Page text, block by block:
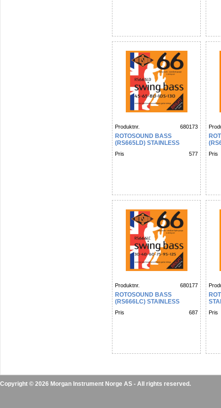
Produktnr. 680173
ROTOSOUND BASS
(RS665LD) STAINLESS
105 130
Pris 577
80
Pris
Produktnr. 680177
ROTOSOUND BASS
(RS666LC) STAINLESS
95 125
Pris 687 Pris
Copyright © 2026 Morgan Instrument Norge AS - All rights reserved.